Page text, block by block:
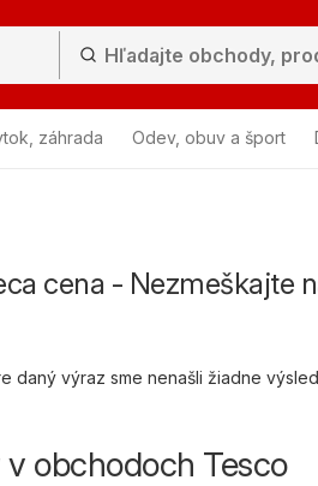
záhrada Odev, obuv a šport
cena - Nezmeškajte
daný výraz sme nenašli žiadne
obchodoch Tesco